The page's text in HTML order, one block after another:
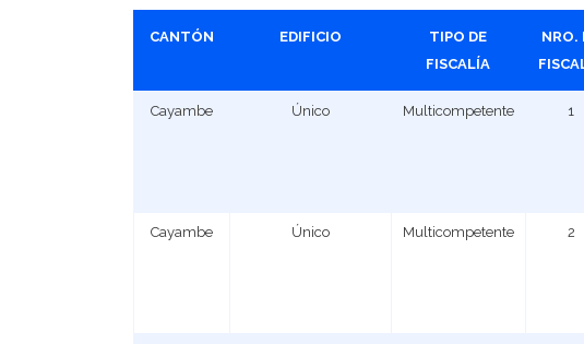
CANTÓN EDIFICIO
TIPO DE
FISCALÍA
NRO.
Cayambe Único Multicompetente 1
Cayambe Único Multicompetente 2